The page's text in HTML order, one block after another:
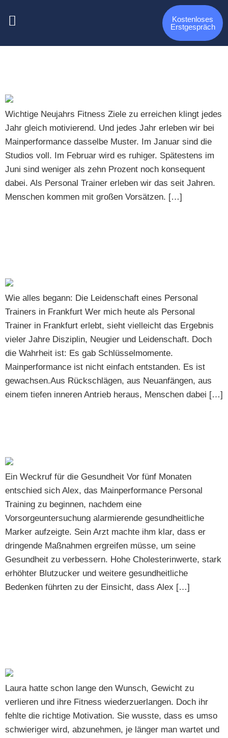
Kostenloses
Erstgespräch
Erfolgsgeschichten
Wichtige Neujahrs Fitness Ziele zu erreichen klingt jedes
Jahr gleich motivierend. Und jedes Jahr erleben wir bei
Mainperformance dasselbe Muster. Im Januar sind die
Studios voll. Im Februar wird es ruhiger. Spätestens im
Juni sind weniger als zehn Prozent noch konsequent
dabei. Als Personal Trainer erleben wir das seit Jahren.
Menschen kommen mit großen Vorsätzen. […]
Wie alles begann: Die Leidenschaft eines Personal
Trainers in Frankfurt Wer mich heute als Personal
Trainer in Frankfurt erlebt, sieht vielleicht das Ergebnis
vieler Jahre Disziplin, Neugier und Leidenschaft. Doch
die Wahrheit ist: Es gab Schlüsselmomente.
Mainperformance ist nicht einfach entstanden. Es ist
gewachsen.Aus Rückschlägen, aus Neuanfängen, aus
einem tiefen inneren Antrieb heraus, Menschen dabei […]
Ein Weckruf für die Gesundheit Vor fünf Monaten
entschied sich Alex, das Mainperformance Personal
Training zu beginnen, nachdem eine
Vorsorgeuntersuchung alarmierende gesundheitliche
Marker aufzeigte. Sein Arzt machte ihm klar, dass er
dringende Maßnahmen ergreifen müsse, um seine
Gesundheit zu verbessern. Hohe Cholesterinwerte, stark
erhöhter Blutzucker und weitere gesundheitliche
Bedenken führten zu der Einsicht, dass Alex […]
Laura hatte schon lange den Wunsch, Gewicht zu
verlieren und ihre Fitness wiederzuerlangen. Doch ihr
fehlte die richtige Motivation. Sie wusste, dass es umso
schwieriger wird, abzunehmen, je länger man wartet und